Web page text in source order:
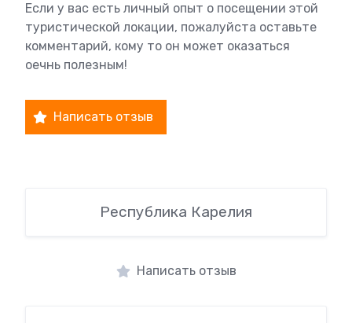
Если у вас есть личный опыт о посещении этой
туристической локации, пожалуйста оставьте
комментарий, кому то он может оказаться
оечнь полезным!
Написать отзыв
Республика Карелия
Написать отзыв